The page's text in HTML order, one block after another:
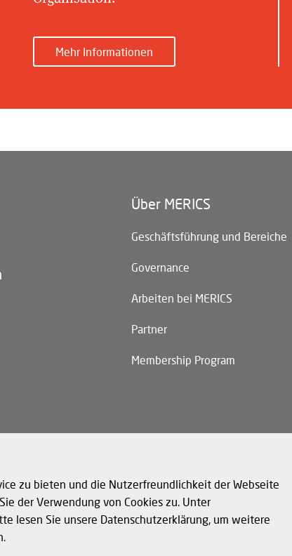
zu bieten und die Nutzerfreundlichkeit der Webseite
der Verwendung von Cookies zu. Unter
lesen Sie unsere Datenschutzerklärung, um weitere
Mehr Informationen
Über MERICS
Geschäftsführung und Bereiche
Governance
Arbeiten bei MERICS
Partner
Membership Program
©